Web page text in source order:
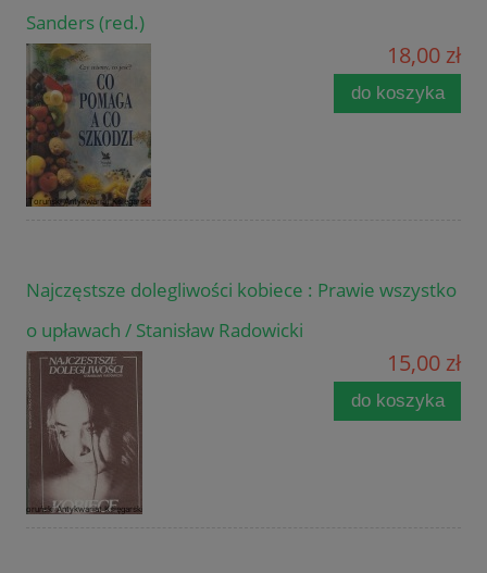
Sanders (red.)
18,00 zł
do koszyka
Najczęstsze dolegliwości kobiece : Prawie wszystko
o upławach / Stanisław Radowicki
15,00 zł
do koszyka